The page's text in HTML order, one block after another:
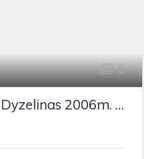
6
Seat Leon nuo 48 €/ mėn Dyzelinas 2006m. Sedanas Mechaninė